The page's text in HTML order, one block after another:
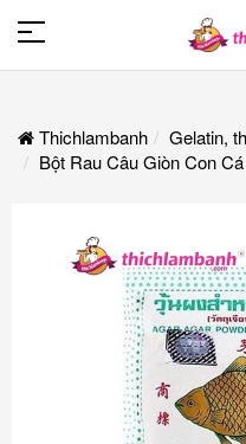
Thichlambanh
Gelatin,
Bột Rau Câu Giòn Con